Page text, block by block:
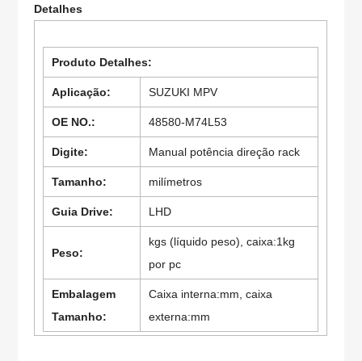
Detalhes
Produto Detalhes:
Aplicação: SUZUKI MPV
OE NO.: 48580-M74L53
Digite: Manual potência direção rack
Tamanho: milímetros
Guia Drive: LHD
Peso:
kgs (líquido peso), caixa:1kg
por pc
Embalagem
Tamanho:
Caixa interna:mm, caixa
externa:mm